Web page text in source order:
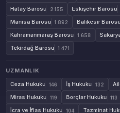
Hatay Barosu 2.155 Eskişehir Barosu
Manisa Barosu 1.892 Balıkesir Barosu
Kahramanmaraş Barosu 1.658
Tekirdağ Barosu 1.471
UZMANLIK
Ceza Hukuku
146 İş Hukuku 132
Miras Hukuku 119 Borçlar Hukuku 113
İcra ve İflas Hukuku 104 Tazminat